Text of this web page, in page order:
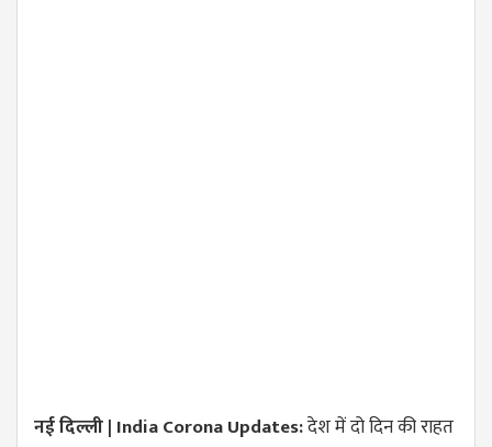
नई दिल्ली | India Corona Updates:देश में दो दिन की राहत